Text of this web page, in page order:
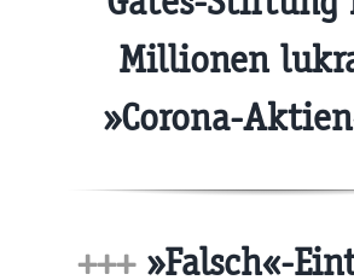
Millionen
»Corona-
+++»Falsch«-